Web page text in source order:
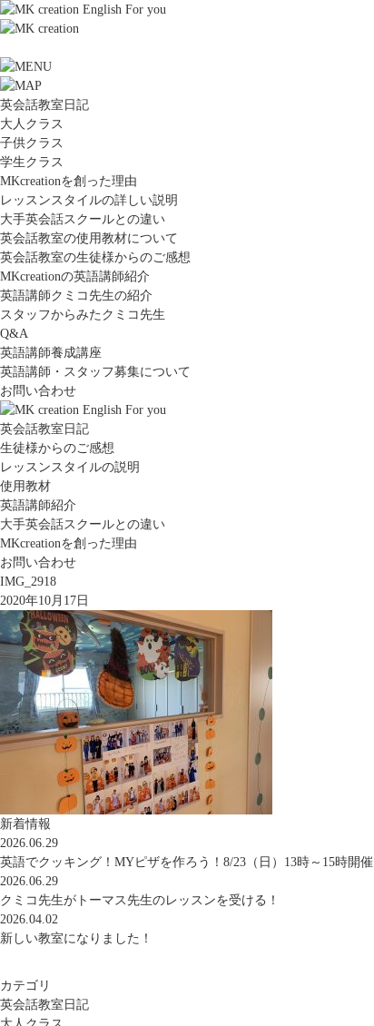
英会話教室日記
大人クラス
子供クラス
学生クラス
MKcreationを創った理由
レッスンスタイルの詳しい説明
大手英会話スクールとの違い
英会話教室の使用教材について
英会話教室の生徒様からのご感想
MKcreationの英語講師紹介
英語講師クミコ先生の紹介
スタッフからみたクミコ先生
Q&A
英語講師養成講座
英語講師・スタッフ募集について
お問い合わせ
英会話教室日記
生徒様からのご感想
レッスンスタイルの説明
使用教材
英語講師紹介
大手英会話スクールとの違い
MKcreationを創った理由
お問い合わせ
IMG_2918
2020年10月17日
新着情報
2026.06.29
英語でクッキング！MYピザを作ろう！8/23（日）13時～15時開催
2026.06.29
クミコ先生がトーマス先生のレッスンを受ける！
2026.04.02
新しい教室になりました！
カテゴリ
英会話教室日記